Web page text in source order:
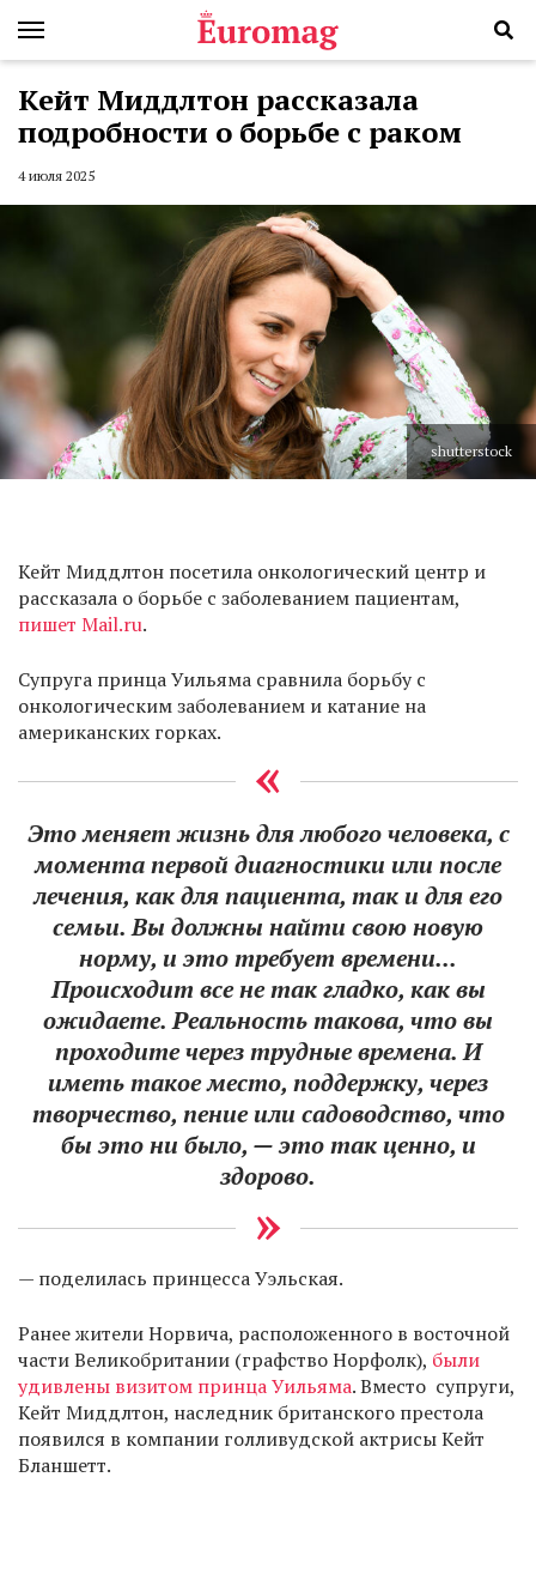
Кейт Миддлтон рассказала
подробности о борьбе с раком
4 июля 2025
shutterstock
Кейт Миддлтон посетила онкологический центр и
рассказала о борьбе с заболеванием пациентам,
пишет Mail.ru.
Супруга принца Уильяма сравнила борьбу с
онкологическим заболеванием и катание на
американских горках.
Это меняет жизнь для любого человека, с
момента первой диагностики или после
лечения, как для пациента, так и для его
семьи. Вы должны найти свою новую
норму, и это требует времени...
Происходит все не так гладко, как вы
ожидаете. Реальность такова, что вы
проходите через трудные времена. И
иметь такое место, поддержку, через
творчество, пение или садоводство, что
бы это ни было, — это так ценно, и
здорово.
— поделилась принцесса Уэльская.
Ранее жители Норвича, расположенного в восточной
части Великобритании (графство Норфолк), были
удивлены визитом принца Уильяма. Вместо супруги,
Кейт Миддлтон, наследник британского престола
появился в компании голливудской актрисы Кейт
Бланшетт.